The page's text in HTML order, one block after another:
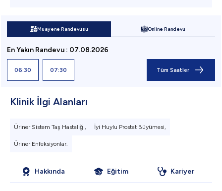
Muayene Randevusu Online Randevu
En Yakın Randevu : 07.08.2026
06:30 07:30 Tüm Saatler
Klinik İlgi Alanları
Üriner Sistem Taş Hastalığı, İyi Huylu Prostat Büyümesi,
Üriner Enfeksiyonlar.
Hakkında Eğitim Kariyer